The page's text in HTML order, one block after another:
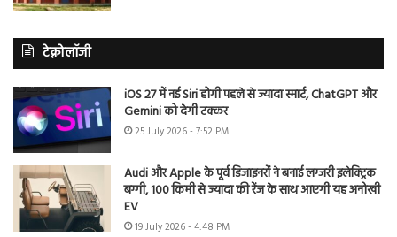
टेक्नोलॉजी
iOS 27 में नई Siri होगी पहले से ज्यादा स्मार्ट, ChatGPT और
Gemini को देगी टक्कर
25 July 2026 - 7:52 PM
Audi और Apple के पूर्व डिजाइनरों ने बनाई लग्जरी इलेक्ट्रिक
बग्गी, 100 किमी से ज्यादा की रेंज के साथ आएगी यह अनोखी
EV
19 July 2026 - 4:48 PM